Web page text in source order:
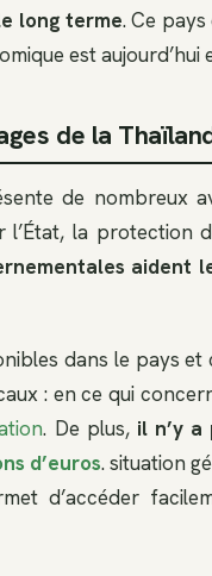
long terme. Ce pays
est aujourd’hui
de la
de nombreux
la protection
aident
dans le pays
: en ce qui
. De plus, il n’y
d’euros. situation
d’accéder